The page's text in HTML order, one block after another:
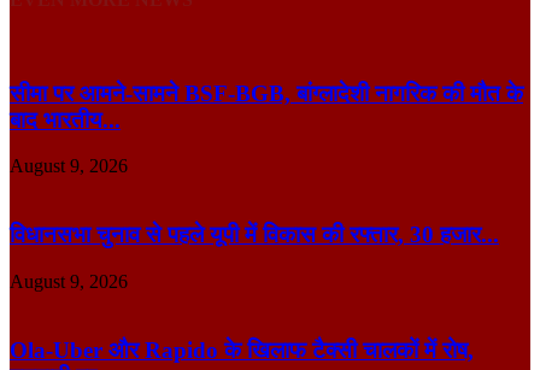
सीमा पर आमने-सामने BSF-BGB, बांग्लादेशी नागरिक की मौत के
बाद भारतीय...
August 9, 2026
विधानसभा चुनाव से पहले यूपी में विकास की रफ्तार, 30 हजार...
August 9, 2026
Ola-Uber और Rapido के खिलाफ टैक्सी चालकों में रोष,